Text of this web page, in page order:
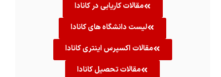
مقالات کاریابی در کانادا
لیست دانشگاه های کانادا
مقالات اکسپرس اینتری کانادا
مقالات تحصیل کانادا